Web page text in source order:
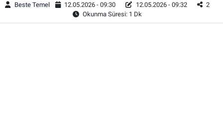
Beste Temel 12.05.2026 - 09:30 12.05.2026 - 09:32
2
Okunma Süresi: 1 Dk